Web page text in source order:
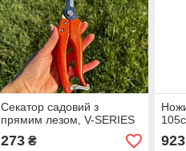
Секатор садовий з
прямим лезом, V-SERIES
273₴ 923